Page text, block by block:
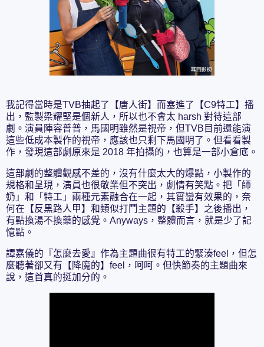
我記得當時是TVB抽起了【唐人街】而塞進了【C9特工】播
出，監製梁耀堅是個新人，所以也不會太 harsh 對待這部
劇。演員陣容普普，馬國明雖然是視帝，但TVB目前還能演
這些低成本製作的視帝，應該也只剩下馬國明了。但看看製
作，發現這部劇原來是 2018 年拍攝的，也算是一部小倉底。
這部劇的整體觀感不差的，沒有什麼太大的爆點，小製作的
規格和呈現，演員也很敬業但不突出，劇情有笑點。把「師
奶」和「特工」兩種元素融合在一起，其實蠻有效果的，奈
何在【反黑路人甲】和類似打鬥主題的【殺手】之後播出，
有點換湯不換藥的感覺。Anyways，整體而言，就是少了記
憶點。
譚嘉儀的『怎麼去愛』作為主題曲很有特工的緊湊feel，但怎
麼聽著卻又有【降魔的】feel，呵呵。但快節奏的主題曲來
說，這首真的挺加分的。